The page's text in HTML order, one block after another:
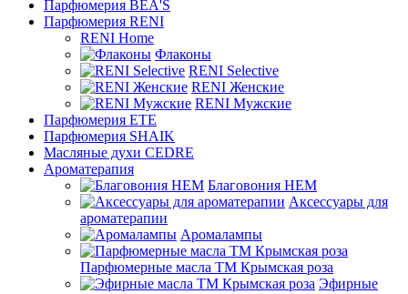
Парфюмерия BEA'S
Парфюмерия RENI
RENI Home
Флаконы
RENI Selective
RENI Женские
RENI Мужские
Парфюмерия ETE
Парфюмерия SHAIK
Масляные духи CEDRE
Ароматерапия
Благовония HEM
Аксессуары для
ароматерапии
Аромалампы
Парфюмерные масла ТМ Крымская роза
Эфирные